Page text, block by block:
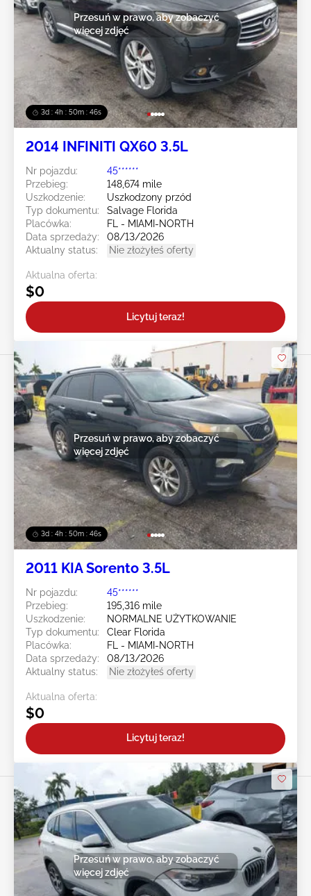
3d : 4h : 50m : 43s
Przesuń w prawo, aby zobaczyć
więcej zdjęć
2014 INFINITI QX60 3.5L
Nr pojazdu:
45******
Przebieg:
148,674 mile
Uszkodzenie:
Uszkodzony przód
Typ dokumentu:
Salvage Florida
Placówka:
FL - MIAMI-NORTH
Data sprzedaży:
08/13/2026
Aktualny status:
Nie złożyłeś oferty
Aktualna oferta:
$0
Licytuj teraz!
3d : 4h : 50m : 43s
Przesuń w prawo, aby zobaczyć
więcej zdjęć
2011 KIA Sorento 3.5L
Nr pojazdu:
45******
Przebieg:
195,316 mile
Uszkodzenie:
NORMALNE UŻYTKOWANIE
Typ dokumentu:
Clear Florida
Placówka:
FL - MIAMI-NORTH
Data sprzedaży:
08/13/2026
Aktualny status:
Nie złożyłeś oferty
Aktualna oferta:
$0
Licytuj teraz!
Przesuń w prawo, aby zobaczyć
więcej zdjęć